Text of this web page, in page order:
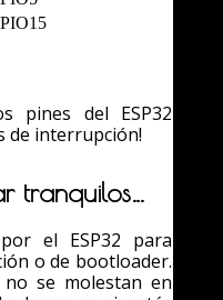
pines del ESP32
de interrupción!
tranquilos…
el ESP32 para
o de bootloader.
se molestan en